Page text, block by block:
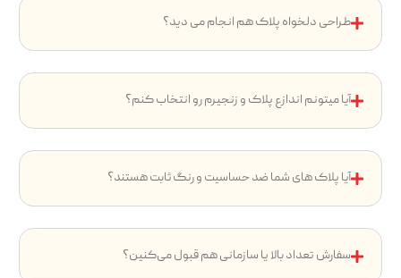
طراحی دلخواه پلاک هم انجام می دید؟
آیا میتونم اندازع پلاک و زنجیرم رو انتخاب کنم؟
آیا پلاک های شما ضد حساسیت و رنگ ثابت هستند؟
سفارش تعداد بالا یا سازمانی هم قبول می‌کنین؟